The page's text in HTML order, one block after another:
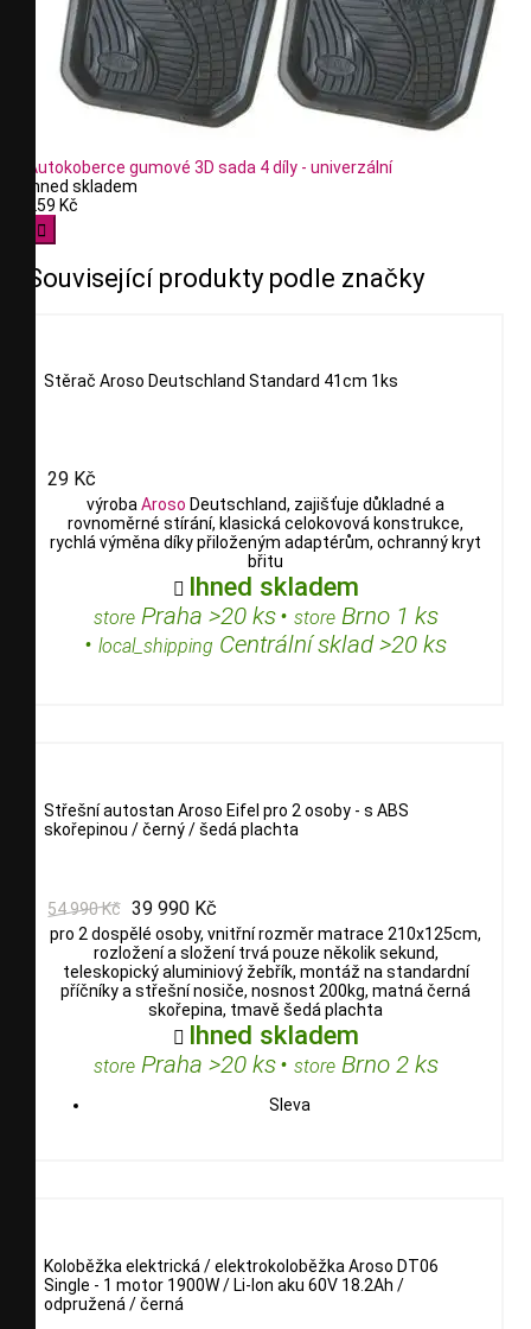
Autokoberce gumové 3D sada 4 díly - univerzální
Ihned skladem
259 Kč

Související produkty podle značky
Stěrač Aroso Deutschland Standard 41cm 1ks
29 Kč
výrobaAroso Deutschland, zajišťuje důkladné a
rovnoměrné stírání, klasická celokovová konstrukce,
rychlá výměna díky přiloženým adaptérům, ochranný kryt
břitu
 Ihned skladem
storePraha >20 ks• storeBrno 1 ks
• local_shipping Centrální sklad >20 ks
Střešní autostan Aroso Eifel pro 2 osoby - s ABS
skořepinou / černý / šedá plachta
54 990 Kč 39 990 Kč
pro 2 dospělé osoby, vnitřní rozměr matrace 210x125cm,
rozložení a složení trvá pouze několik sekund,
teleskopický aluminiový žebřík, montáž na standardní
příčníky a střešní nosiče, nosnost 200kg, matná černá
skořepina, tmavě šedá plachta
 Ihned skladem
storePraha >20 ks• storeBrno 2 ks
Sleva
Koloběžka elektrická / elektrokoloběžka Aroso DT06
Single - 1 motor 1900W / Li-Ion aku 60V 18.2Ah /
odpružená / černá